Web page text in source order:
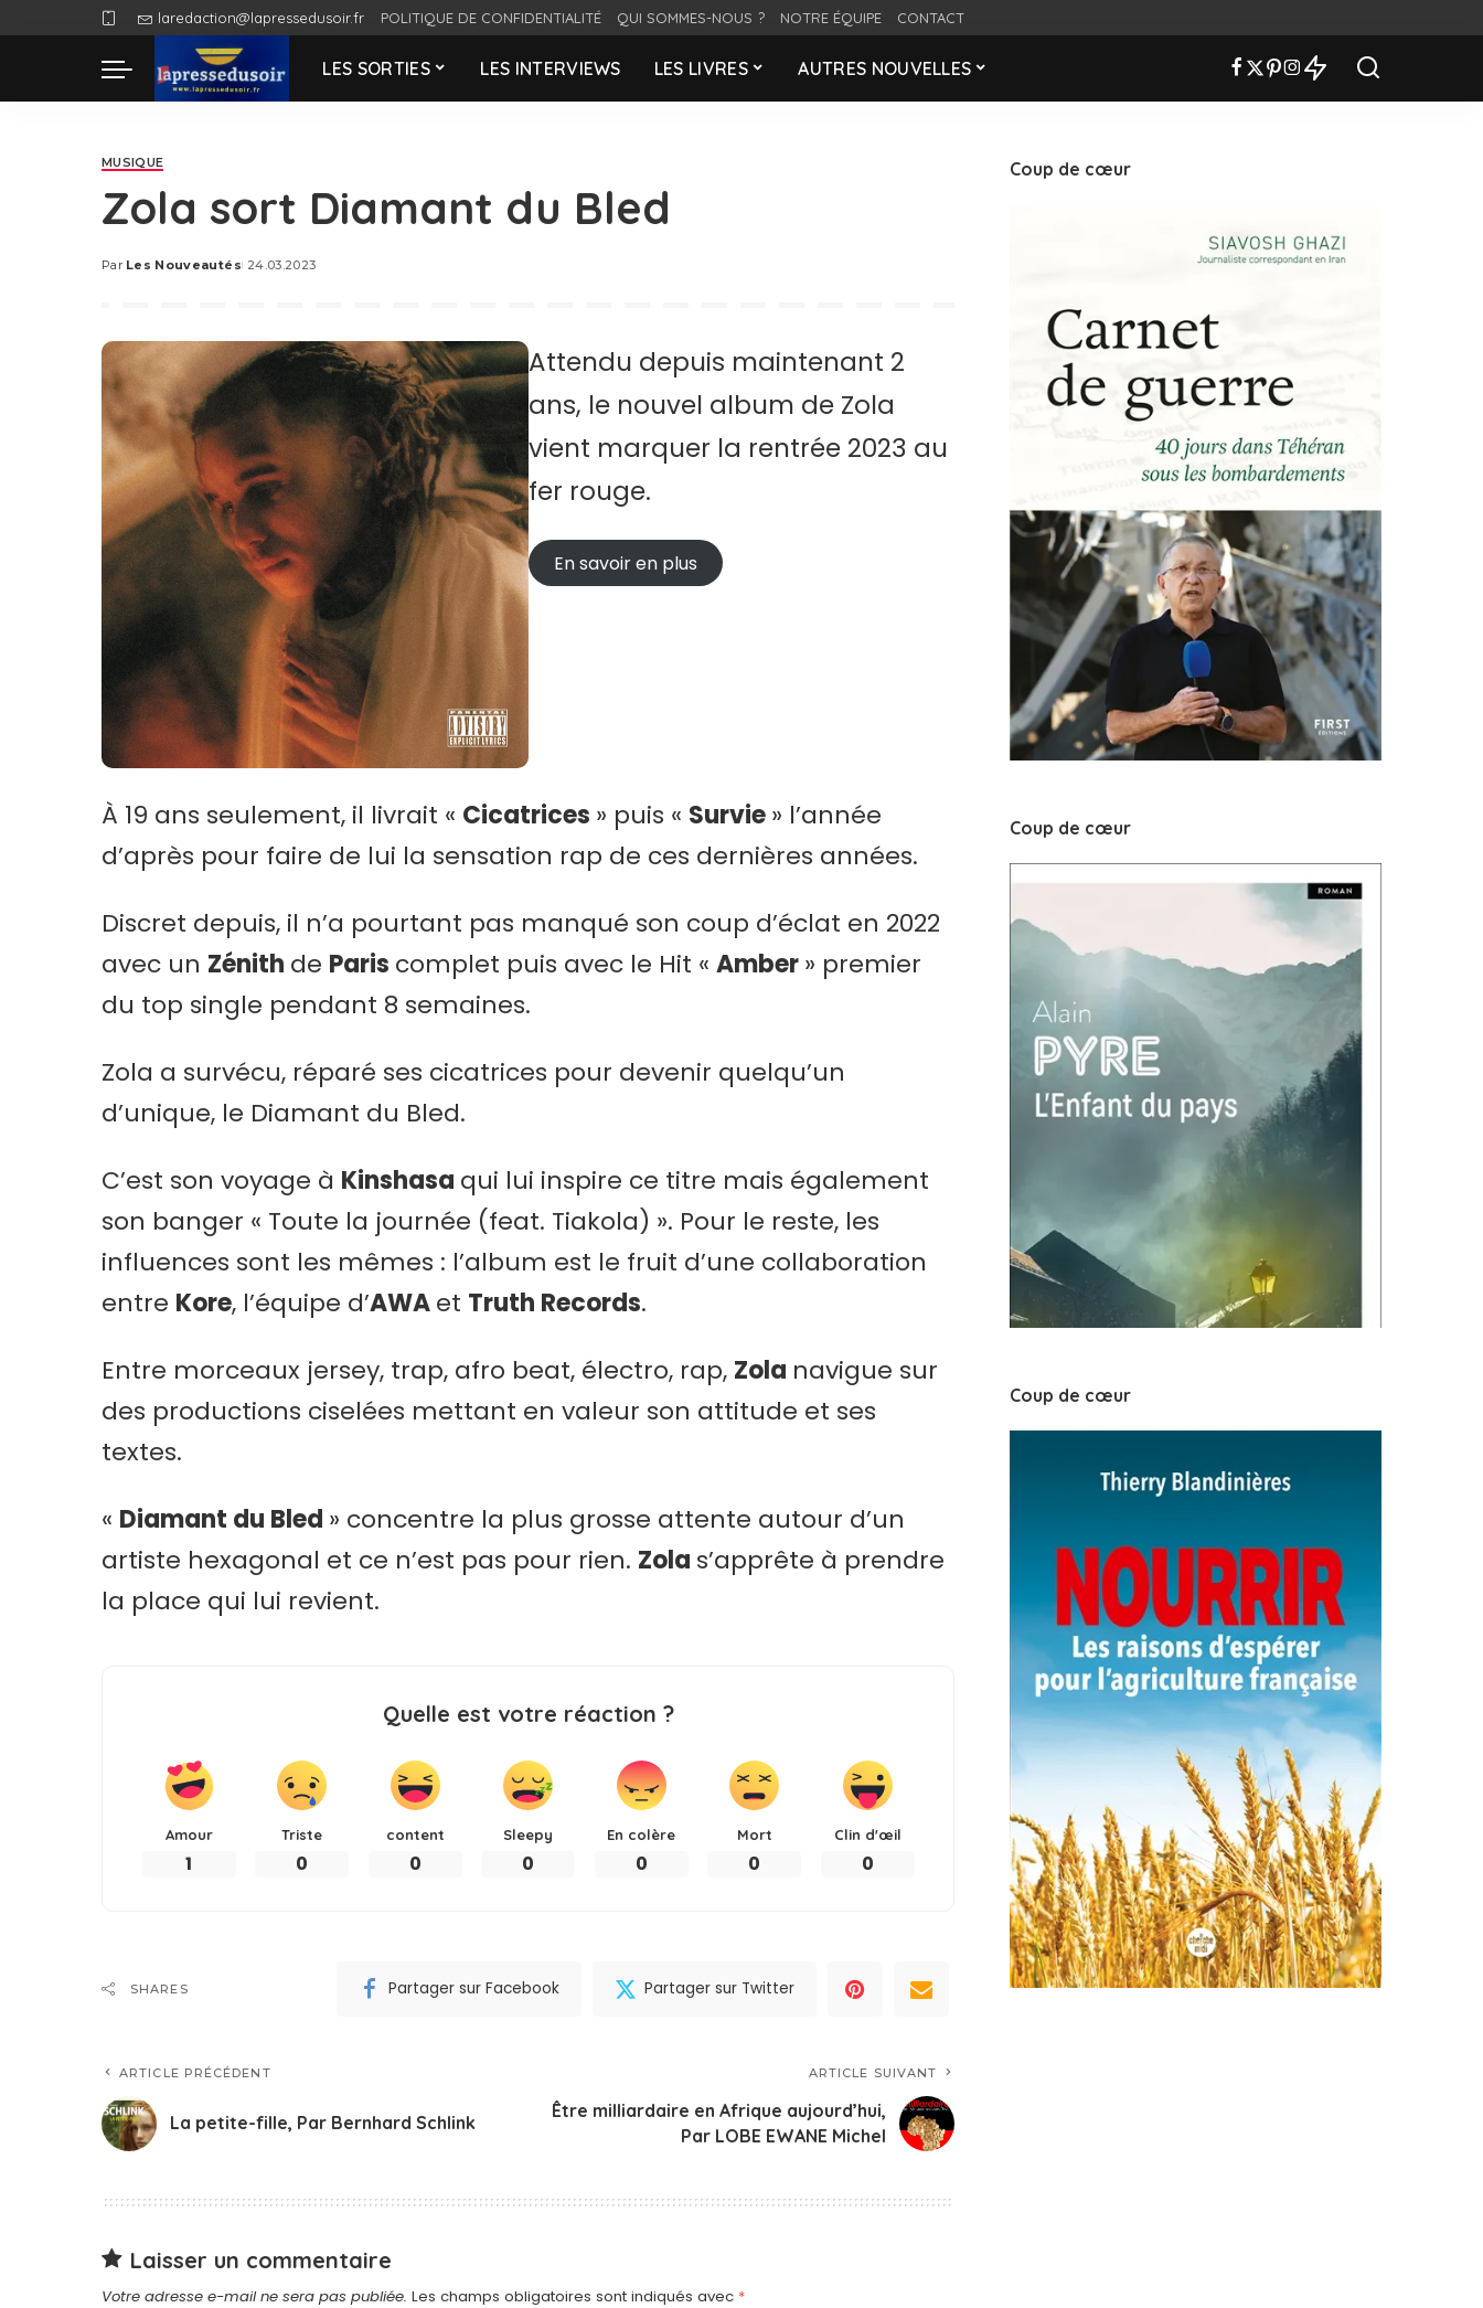
laredaction@lapressedusoir.fr POLITIQUE DE CONFIDENTIALITÉ QUI SOMMES-NOUS ? NOTRE ÉQUIPE CONTACT
LES SORTIES LES INTERVIEWS LES LIVRES AUTRES NOUVELLES
MUSIQUE
Zola sort Diamant du Bled
Posted
Par Les Nouveautés 24.03.2023
Attendu depuis maintenant 2
ans, le nouvel album de Zola
vient marquer la rentrée 2023 au
fer rouge.
En savoir en plus
À 19 ans seulement, il livrait « Cicatrices » puis « Survie» l’année
d’après pour faire de lui la sensation rap de ces dernières années.
Discret depuis, il n’a pourtant pas manqué son coup d’éclat en 2022
avec un Zénith de Paris complet puis avec le Hit « Amber» premier
du top single pendant 8 semaines.
Zola a survécu, réparé ses cicatrices pour devenir quelqu’un
d’unique, le Diamant du Bled.
C’est son voyage à Kinshasa qui lui inspire ce titre mais également
son banger « Toute la journée (feat. Tiakola) ». Pour le reste, les
influences sont les mêmes : l’album est le fruit d’une collaboration
entre Kore, l’équipe d’AWAet Truth Records.
Entre morceaux jersey, trap, afro beat, électro, rap, Zola navigue sur
des productions ciselées mettant en valeur son attitude et ses
textes.
« Diamant du Bled » concentre la plus grosse attente autour d’un
artiste hexagonal et ce n’est pas pour rien. Zola s’apprête à prendre
la place qui lui revient.
Quelle est votre réaction ?
Amour
1
Triste
0
content
0
Sleepy
0
En colère
0
Mort
0
Clin d'œil
0
SHARES Partager sur Facebook Partager sur Twitter
ARTICLE PRÉCÉDENT
La petite-fille, Par Bernhard Schlink
ARTICLE SUIVANT
Être milliardaire en Afrique aujourd’hui,
Par LOBE EWANE Michel
Laisser un commentaire
Votre adresse e-mail ne sera pas publiée. Les champs obligatoires sont indiqués avec *
Coup de cœur
Coup de cœur
Coup de cœur